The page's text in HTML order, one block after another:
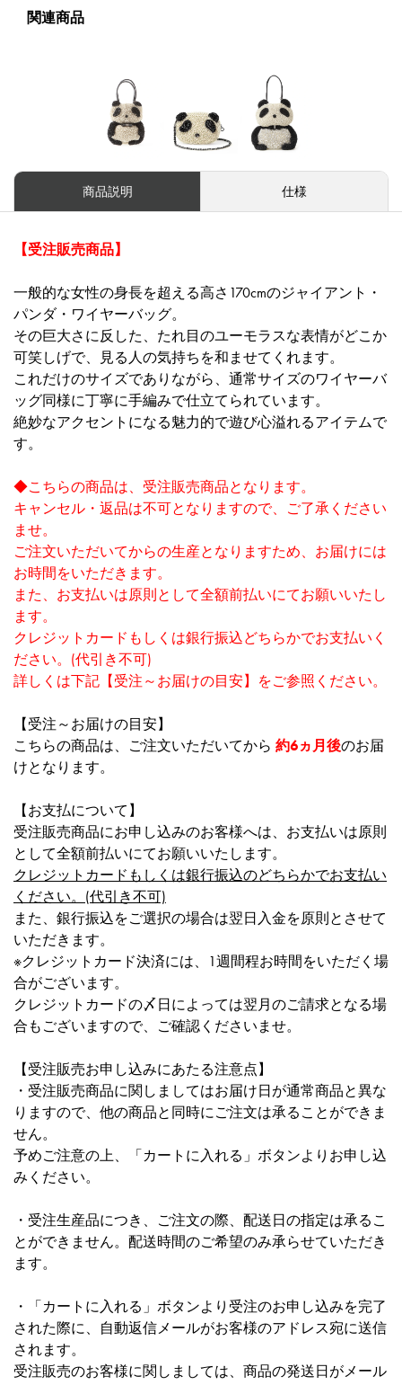
関連商品
商品説明 仕様
【受注販売商品】
一般的な女性の身長を超える高さ170cmのジャイアント・
パンダ・ワイヤーバッグ。
その巨大さに反した、たれ目のユーモラスな表情がどこか
可笑しげで、見る人の気持ちを和ませてくれます。
これだけのサイズでありながら、通常サイズのワイヤーバ
ッグ同様に丁寧に手編みで仕立てられています。
絶妙なアクセントになる魅力的で遊び心溢れるアイテムで
す。
◆こちらの商品は、受注販売商品となります。
キャンセル・返品は不可となりますので、ご了承ください
ませ。
ご注文いただいてからの生産となりますため、お届けには
お時間をいただきます。
また、お支払いは原則として全額前払いにてお願いいたし
ます。
クレジットカードもしくは銀行振込どちらかでお支払いく
ださい。(代引き不可)
詳しくは下記【受注～お届けの目安】をご参照ください。
【受注～お届けの目安】
こちらの商品は、ご注文いただいてから 約6ヵ月後のお届
けとなります。
【お支払について】
受注販売商品にお申し込みのお客様へは、お支払いは原則
として全額前払いにてお願いいたします。
クレジットカードもしくは銀行振込のどちらかでお支払い
ください。(代引き不可)
また、銀行振込をご選択の場合は翌日入金を原則とさせて
いただきます。
※クレジットカード決済には、1週間程お時間をいただく場
合がございます。
クレジットカードの〆日によっては翌月のご請求となる場
合もございますので、ご確認くださいませ。
【受注販売お申し込みにあたる注意点】
・受注販売商品に関しましてはお届け日が通常商品と異な
りますので、他の商品と同時にご注文は承ることができま
せん。
予めご注意の上、「カートに入れる」ボタンよりお申し込
みください。
・受注生産品につき、ご注文の際、配送日の指定は承るこ
とができません。配送時間のご希望のみ承らせていただき
ます。
・「カートに入れる」ボタンより受注のお申し込みを完了
された際に、自動返信メールがお客様のアドレス宛に送信
されます。
受注販売のお客様に関しましては、商品の発送日がメール